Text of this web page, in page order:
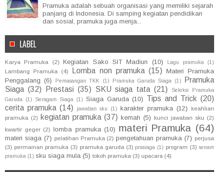
Pramuka adalah sebuah organisasi yang memiliki sejarah
panjang di Indonesia. Di samping kegiatan pendidikan
dan sosial, pramuka juga menja...
LABEL
Karya Pramuka (2) Kegiatan Sako SIT Madiun (10) Lagu pramuka (1)
Lambang Pramuka (4) Lomba non pramuka (15) Materi Pramuka
Penggalang (6) Pemasangan TKK (1) Pramuka Garuda Siaga (1)
Pramuka
Siaga (32) Prestasi (35) SKU siaga tata (21)
Seleksi Pramuka
Garuda
(1) Seragam Siaga (1) Siaga Garuda (10) Tips and Trick (20)
cerita pramuka (14) jawaban sku (1) karakter pramuka (12)
keahlian
pramuka (2) kegiatan pramuka (37) kemah (5) kunci jawaban sku (2)
kwartir geger (2) lomba pramuka (10) materi Pramuka (64)
materi siaga (7) pelatihan Pramuka (2) pengetahuan pramuka (7) perjusa
(3) permainan pramuka (3) pramuka garuda (3) prasiaga (1) program (3) senam
pramuka (1) sku siaga mula (5) tokoh pramuka (3) upacara (4)